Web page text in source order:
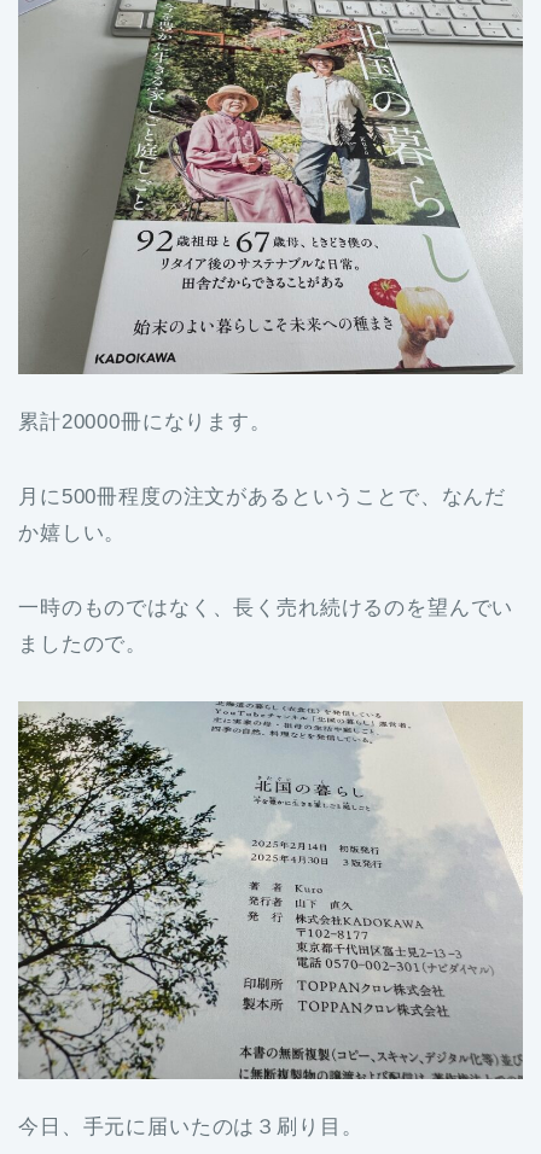
累計20000冊になります。
月に500冊程度の注文があるということで、なんだ
か嬉しい。
一時のものではなく、長く売れ続けるのを望んでい
ましたので。
今日、手元に届いたのは３刷り目。